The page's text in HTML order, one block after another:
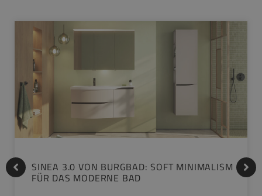
SINEA 3.0 VON BURGBAD: SOFT MINIMALISM
FÜR DAS MODERNE BAD